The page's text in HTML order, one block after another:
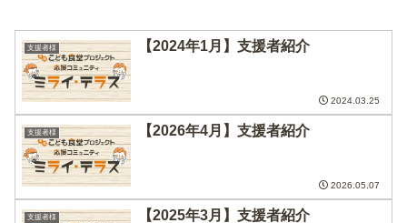
支援者様 【2024年1月】支援者紹介
2024.03.25
支援者様 【2026年4月】支援者紹介
2026.05.07
支援者様 【2025年3月】支援者紹介